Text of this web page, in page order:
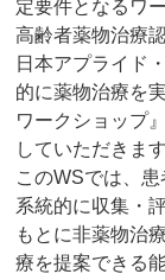
定要件となるワ
高齢者薬物治療
日本アプライド
的に薬物治療を
ワークショップ
していただきます
このWSでは、
系統的に収集・
もとに非薬物治
療を提案できる